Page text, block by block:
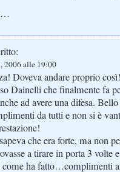
2006 alle 19:00
Doveva andare proprio così!
Dainelli che finalmente fa
ad avere una difesa.
da tutti e non si è
che era forte, ma non
a tirare in porta 3 volte
ha fatto…complimenti